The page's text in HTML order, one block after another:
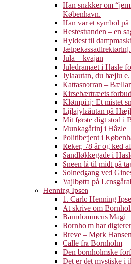
Han snakker om
København.
Han var et symbol på
Hestestranden – en
Hyldest til
Jælpekassadirektørinj.
Jula – kvajan
Juledramaet i Hasle
Jylaautan, du hæjlu e.
Kattasnorran –
Kirsebærtræets
Klømpinj: Et mistet
Lijlajylaâutan på
Mit første digt stod i
Munkagårinj i Hâzle
Politibetjent i
Reker, 78 år og ked
Sandløkkegade i
Sneen lå til midt på
Solnedgang ved
Vajlbøtta på
Henning Ipsen
1. Carlo Henning
At skrive om
Barndommens Magi
Bornholm har
Breve – Mørk
Calle fra Bornholm
Den bornholmske
Det er det mystiske i